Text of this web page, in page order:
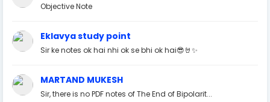
Objective Note
Eklavya study point
Sir ke notes ok hai nhi ok se bhi ok hai😎🤘✨
MARTAND MUKESH
Sir, there is no PDF notes of The End of Bipolarit...